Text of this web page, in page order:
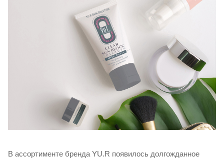
В ассортименте бренда YU.R появилось долгожданное